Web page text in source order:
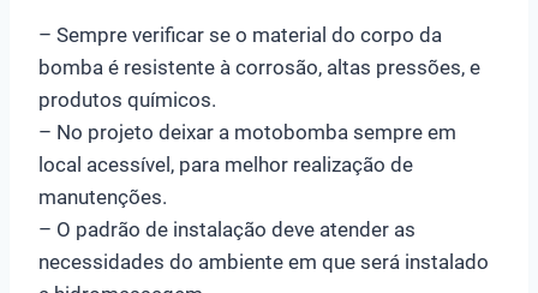
– Sempre verificar se o material do corpo da
bomba é resistente à corrosão, altas pressões, e
produtos químicos.
– No projeto deixar a motobomba sempre em
local acessível, para melhor realização de
manutenções.
– O padrão de instalação deve atender as
necessidades do ambiente em que será instalado